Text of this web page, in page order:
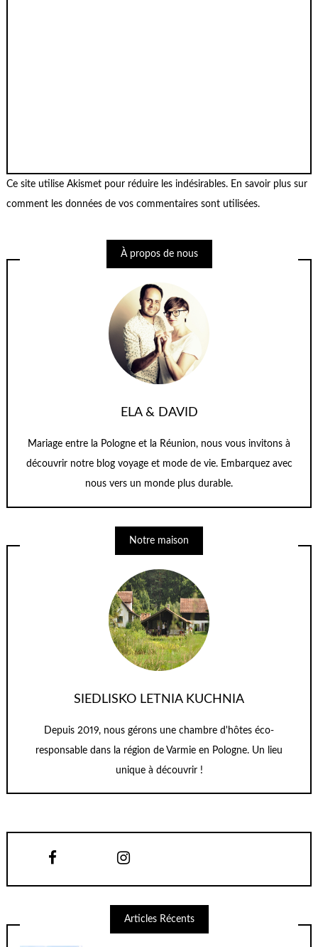
Ce site utilise Akismet pour réduire les indésirables. En savoir plus sur
comment les données de vos commentaires sont utilisées.
À propos de nous
ELA & DAVID
Mariage entre la Pologne et la Réunion, nous vous invitons à
découvrir notre blog voyage et mode de vie. Embarquez avec
nous vers un monde plus durable.
Notre maison
SIEDLISKO LETNIA KUCHNIA
Depuis 2019, nous gérons une chambre d'hôtes éco-
responsable dans la région de Varmie en Pologne. Un lieu
unique à découvrir !
Articles Récents